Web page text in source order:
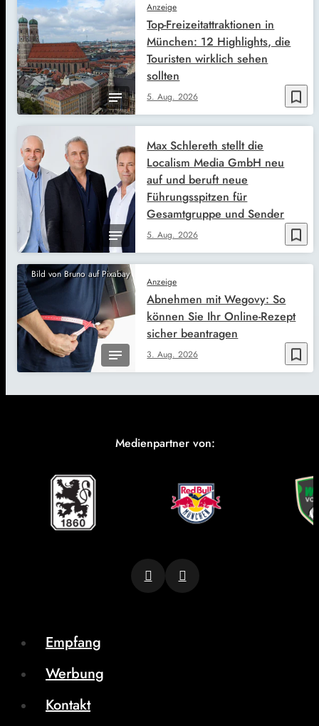
bookmark_border
Anzeige
5. Aug. 2026
Top-Freizeitattraktionen in
München: 12 Highlights, die
Touristen wirklich sehen
sollten
bookmark_border
5. Aug. 2026
Max Schlereth stellt die
Localism Media GmbH neu
auf und beruft neue
Führungsspitzen für
Gesamtgruppe und Sender
Bild von Bruno auf Pixabay
bookmark_border
Anzeige
3. Aug. 2026
Abnehmen mit Wegovy: So
können Sie Ihr Online-Rezept
sicher beantragen
Medienpartner von:
Empfang
Werbung
Kontakt